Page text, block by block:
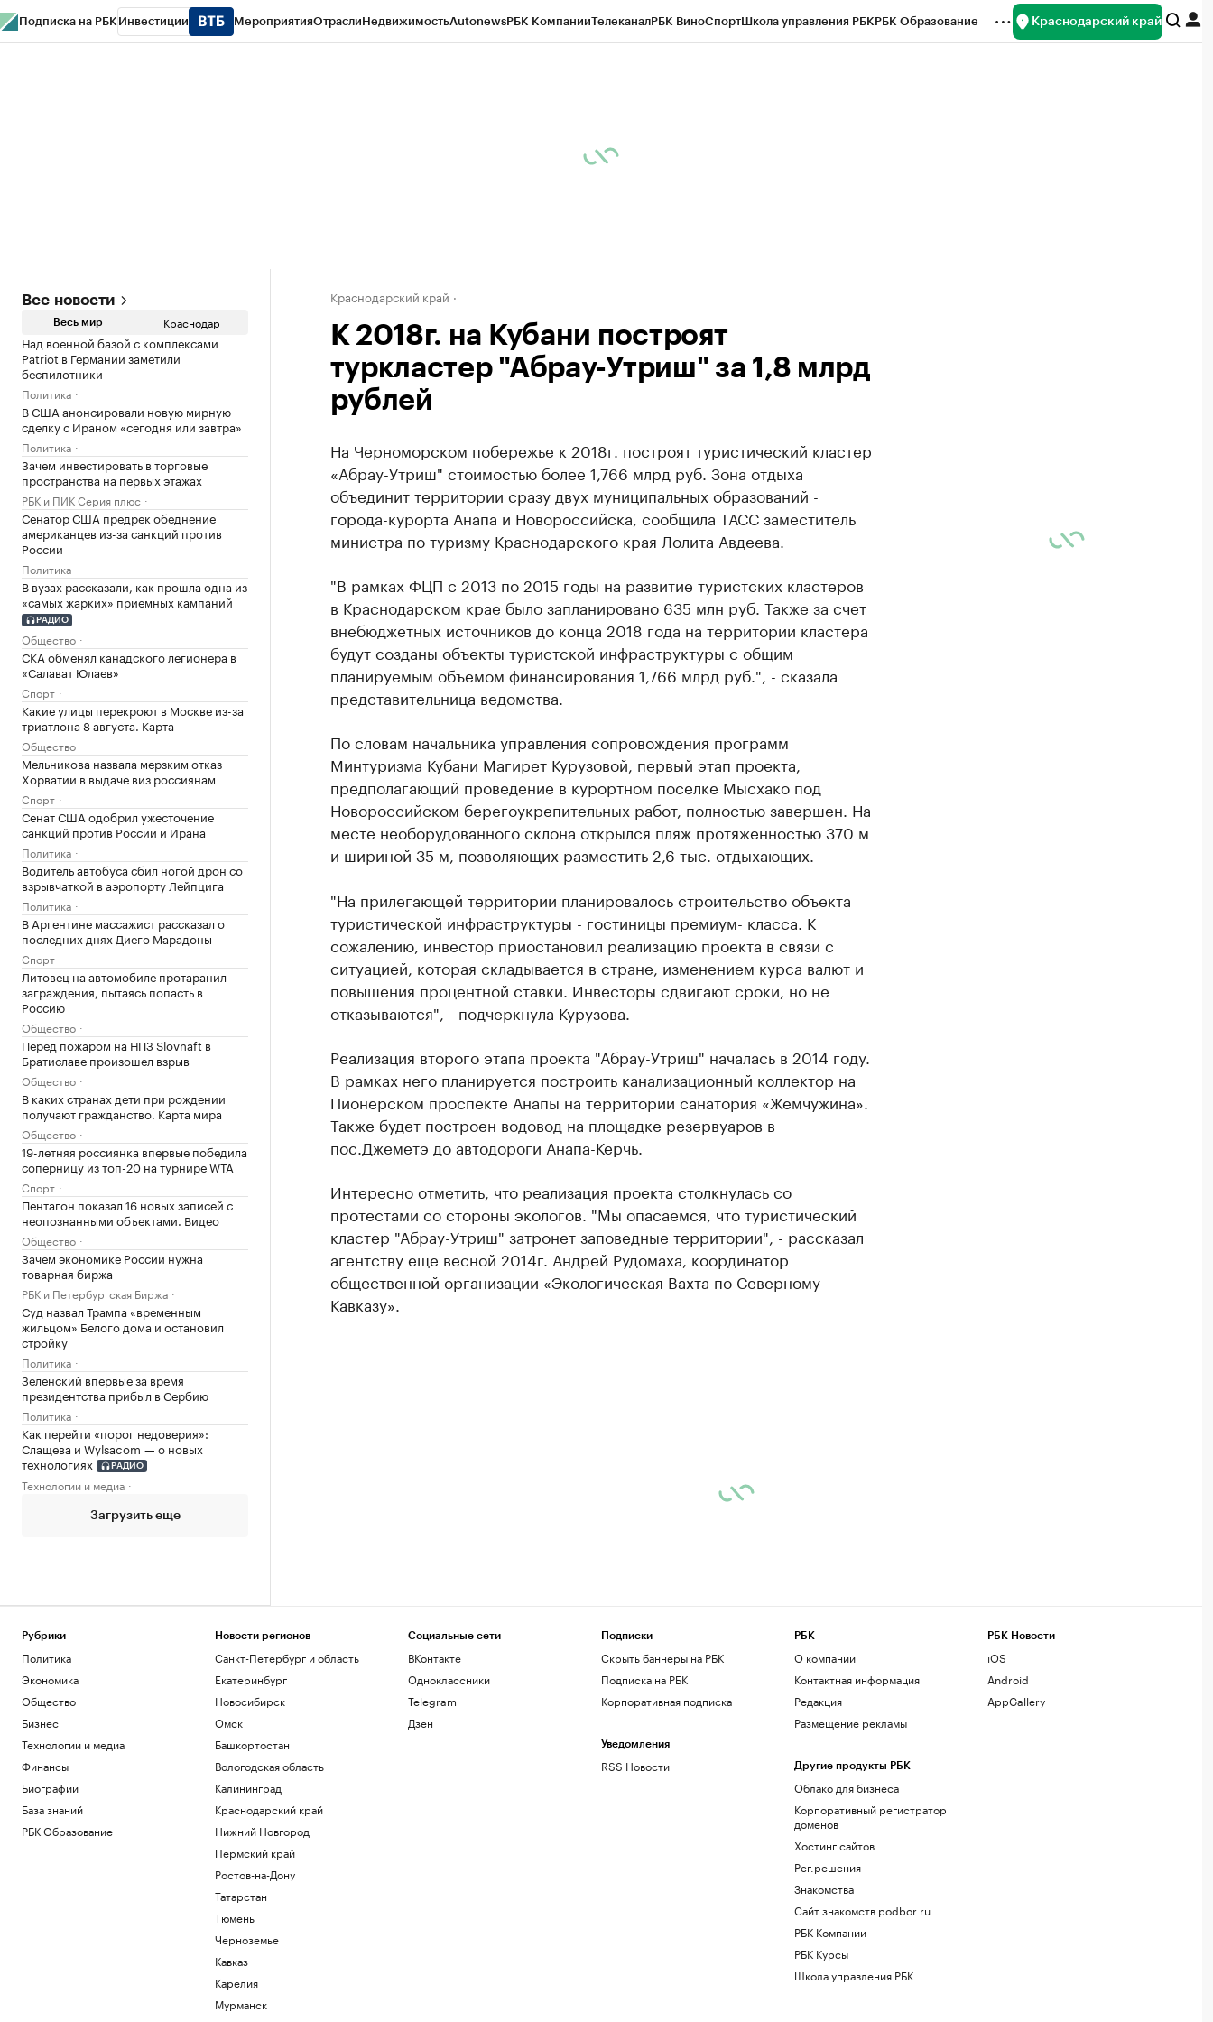
Подписка на РБК Инвестиции МероприятияОтраслиНедвижимостьAutonewsРБК КомпанииТелеканалРБК ВиноСпортШкола управления РБКРБК Образование Краснодарский край
Все новости
Весь мир Краснодар
Над военной базой с комплексами
Patriot в Германии заметили
беспилотники
Политика
В США анонсировали новую мирную
сделку с Ираном «сегодня или завтра»
Политика
Зачем инвестировать в торговые
пространства на первых этажах
РБК и ПИК Серия плюс
Сенатор США предрек обеднение
американцев из-за санкций против
России
Политика
В вузах рассказали, как прошла одна из
«самых жарких» приемных кампаний
РАДИО
Общество
СКА обменял канадского легионера в
«Салават Юлаев»
Спорт
Какие улицы перекроют в Москве из-за
триатлона 8 августа. Карта
Общество
Мельникова назвала мерзким отказ
Хорватии в выдаче виз россиянам
Спорт
Сенат США одобрил ужесточение
санкций против России и Ирана
Политика
Водитель автобуса сбил ногой дрон со
взрывчаткой в аэропорту Лейпцига
Политика
В Аргентине массажист рассказал о
последних днях Диего Марадоны
Спорт
Литовец на автомобиле протаранил
заграждения, пытаясь попасть в
Россию
Общество
Перед пожаром на НПЗ Slovnaft в
Братиславе произошел взрыв
Общество
В каких странах дети при рождении
получают гражданство. Карта мира
Общество
19-летняя россиянка впервые победила
соперницу из топ-20 на турнире WTA
Спорт
Пентагон показал 16 новых записей с
неопознанными объектами. Видео
Общество
Зачем экономике России нужна
товарная биржа
РБК и Петербургская Биржа
Суд назвал Трампа «временным
жильцом» Белого дома и остановил
стройку
Политика
Зеленский впервые за время
президентства прибыл в Сербию
Политика
Как перейти «порог недоверия»:
Слащева и Wylsacom — о новых
технологиях
РАДИО
Технологии и медиа
Загрузить еще
Краснодарский край
К 2018г. на Кубани построят
туркластер "Абрау-Утриш" за 1,8 млрд
рублей
На Черноморском побережье к 2018г. построят туристический кластер
«Абрау-Утриш" стоимостью более 1,766 млрд руб. Зона отдыха
объединит территории сразу двух муниципальных образований -
города-курорта Анапа и Новороссийска, сообщила ТАСС заместитель
министра по туризму Краснодарского края Лолита Авдеева.
"В рамках ФЦП с 2013 по 2015 годы на развитие туристских кластеров
в Краснодарском крае было запланировано 635 млн руб. Также за счет
внебюджетных источников до конца 2018 года на территории кластера
будут созданы объекты туристской инфраструктуры с общим
планируемым объемом финансирования 1,766 млрд руб.", - сказала
представительница ведомства.
По словам начальника управления сопровождения программ
Минтуризма Кубани Магирет Курузовой, первый этап проекта,
предполагающий проведение в курортном поселке Мысхако под
Новороссийском берегоукрепительных работ, полностью завершен. На
месте необорудованного склона открылся пляж протяженностью 370 м
и шириной 35 м, позволяющих разместить 2,6 тыс. отдыхающих.
"На прилегающей территории планировалось строительство объекта
туристической инфраструктуры - гостиницы премиум- класса. К
сожалению, инвестор приостановил реализацию проекта в связи с
ситуацией, которая складывается в стране, изменением курса валют и
повышения процентной ставки. Инвесторы сдвигают сроки, но не
отказываются", - подчеркнула Курузова.
Реализация второго этапа проекта "Абрау-Утриш" началась в 2014 году.
В рамках него планируется построить канализационный коллектор на
Пионерском проспекте Анапы на территории санатория «Жемчужина».
Также будет построен водовод на площадке резервуаров в
пос.Джеметэ до автодороги Анапа-Керчь.
Интересно отметить, что реализация проекта столкнулась со
протестами со стороны экологов. "Мы опасаемся, что туристический
кластер "Абрау-Утриш" затронет заповедные территории", - рассказал
агентству еще весной 2014г. Андрей Рудомаха, координатор
общественной организации «Экологическая Вахта по Северному
Кавказу».
Рубрики
Политика
Экономика
Общество
Бизнес
Технологии и медиа
Финансы
Биографии
База знаний
РБК Образование
Новости регионов
Санкт-Петербург и область
Екатеринбург
Новосибирск
Омск
Башкортостан
Вологодская область
Калининград
Краснодарский край
Нижний Новгород
Пермский край
Ростов-на-Дону
Татарстан
Тюмень
Черноземье
Кавказ
Карелия
Мурманск
Социальные сети
ВКонтакте
Одноклассники
Telegram
Дзен
Подписки
Скрыть баннеры на РБК
Подписка на РБК
Корпоративная подписка
Уведомления
RSS Новости
РБК
О компании
Контактная информация
Редакция
Размещение рекламы
Другие продукты РБК
Облако для бизнеса
Корпоративный регистратор
доменов
Хостинг сайтов
Рег.решения
Знакомства
Сайт знакомств podbor.ru
РБК Компании
РБК Курсы
Школа управления РБК
РБК Новости
iOS
Android
AppGallery